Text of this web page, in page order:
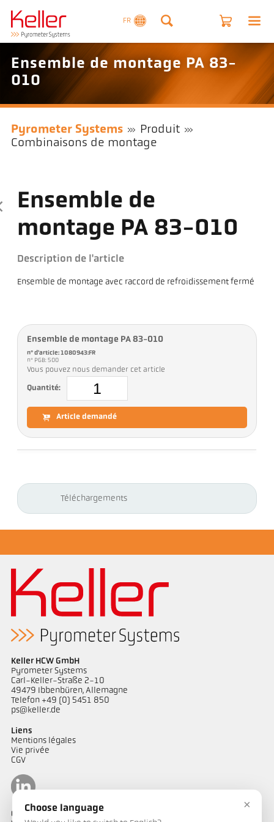
FR
Ensemble de montage PA 83-
010
Pyrometer Systems
Produit
Combinaisons de montage
Ensemble de
montage PA 83-010
Description de l'article
Ensemble de montage avec raccord de refroidissement fermé
Ensemble de montage PA 83-010
n° d'article: 1080943:FR
n° PGB: 500
Vous pouvez nous demander cet article
Quantité:
Article demandé
Téléchargements
Keller HCW GmbH
Pyrometer Systems
Carl-Keller-Straße 2-10
49479 Ibbenbüren, Allemagne
Telefon +49 (0) 5451 850
ps@keller.de
Liens
Mentions légales
Vie privée
CGV
Contact
×
Choose language